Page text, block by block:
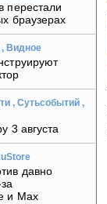
перестали
браузерах
, Видное
, Сутьсобытий ,
3 августа
давно
и Max